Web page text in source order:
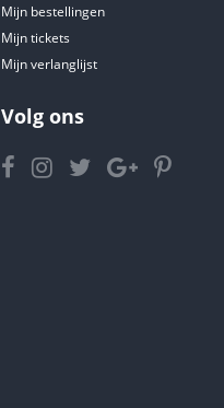
Mijn bestellingen
Mijn tickets
Mijn verlanglijst
Volg ons